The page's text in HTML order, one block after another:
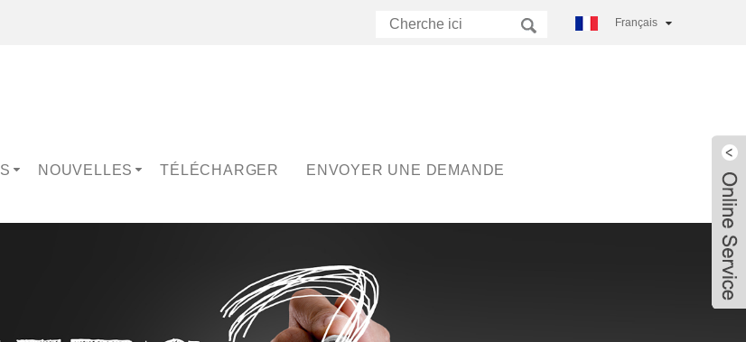
Français
NOUVELLES TÉLÉCHARGER ENVOYER UNE DEMANDE